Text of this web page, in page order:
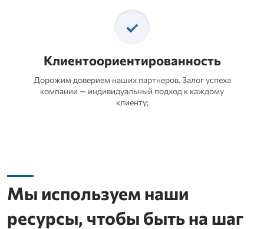
Клиентоориентированность
Дорожим доверием наших партнеров. Залог успеха
компании — индивидуальный подход к каждому
клиенту;
Мы используем наши
ресурсы, чтобы быть на шаг